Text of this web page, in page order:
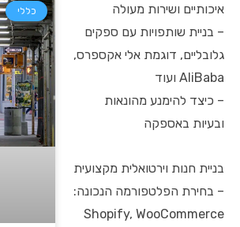
איכותיים ושירות מעולה
– בניית שותפויות עם ספקים
גלובליים, דוגמת אלי אקספרס,
AliBaba ועוד
– כיצד להימנע מהונאות
ובעיות באספקה
בניית חנות וירטואלית מקצועית
– בחירת הפלטפורמה הנכונה:
Shopify, WooCommerce
כללי